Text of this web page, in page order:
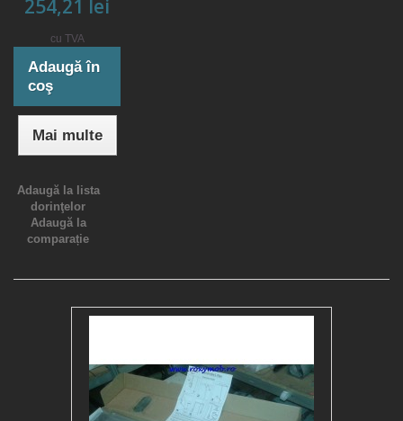
254,21 lei
cu TVA
Adaugă în
coş
Mai multe
Adaugă la lista
dorinţelor
Adaugă la
comparație